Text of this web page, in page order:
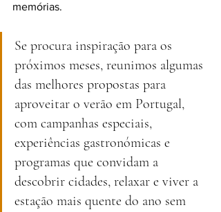
memórias.
Se procura inspiração para os
próximos meses, reunimos algumas
das melhores propostas para
aproveitar o verão em Portugal,
com campanhas especiais,
experiências gastronómicas e
programas que convidam a
descobrir cidades, relaxar e viver a
estação mais quente do ano sem